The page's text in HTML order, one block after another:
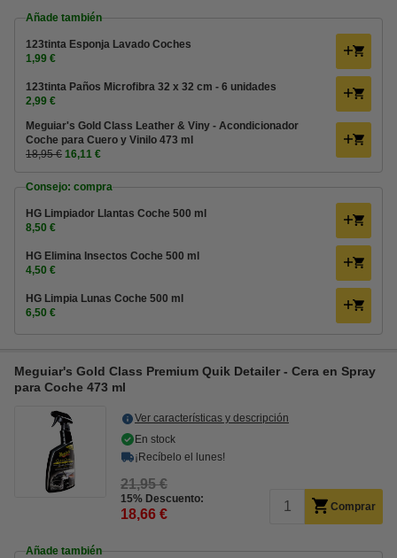
Añade también
123tinta Esponja Lavado Coches
1,99 €
123tinta Paños Microfibra 32 x 32 cm - 6 unidades
2,99 €
Meguiar's Gold Class Leather & Viny - Acondicionador
Coche para Cuero y Vinilo 473 ml
18,95 € 16,11 €
Consejo: compra
HG Limpiador Llantas Coche 500 ml
8,50 €
HG Elimina Insectos Coche 500 ml
4,50 €
HG Limpia Lunas Coche 500 ml
6,50 €
Meguiar's Gold Class Premium Quik Detailer - Cera en Spray
para Coche 473 ml
Ver características y descripción
En stock
¡Recíbelo el lunes!
21,95 €
15% Descuento:
18,66 € Comprar
Añade también